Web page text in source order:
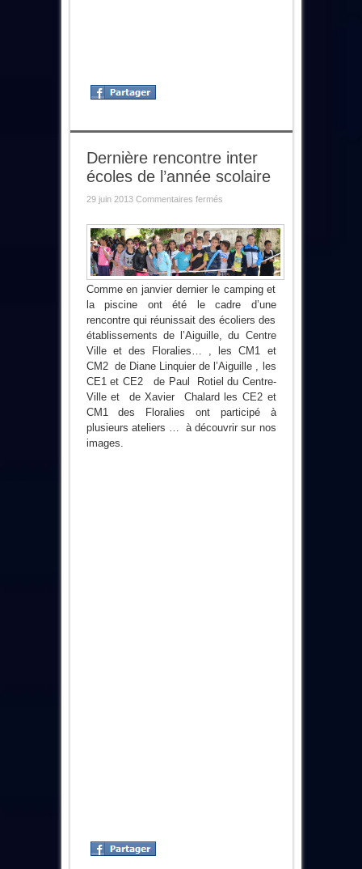
Dernière rencontre inter
écoles de l’année scolaire
29 juin 2013 Commentaires ferméssur
inter
écoles
de
l’année
scolaire
Comme en janvier dernier le camping et
la piscine ont été le cadre d’une
rencontre qui réunissait des écoliers des
établissements de l’Aiguille, du Centre
Ville et des Floralies… , les CM1 et
CM2 de Diane Linquier de l’Aiguille , les
CE1 et CE2 de Paul Rotiel du Centre-
Ville et de Xavier Chalard les CE2 et
CM1 des Floralies ont participé à
plusieurs ateliers … à découvrir sur nos
images.